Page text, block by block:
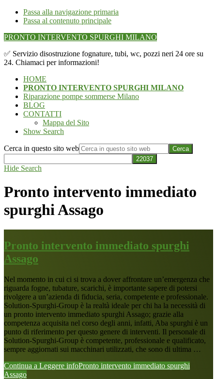
Passa alla navigazione primaria
Passa al contenuto principale
PRONTO INTERVENTO SPURGHI MILANO
✅ Servizio disostruzione fognature, tubi, wc, pozzi neri 24 ore su
24. Chiamaci per informazioni!
HOME
PRONTO INTERVENTO SPURGHI MILANO
Riparazione pompe sommerse Milano
BLOG
CONTATTI
Mappa del Sito
Show Search
Cerca in questo sito web
Hide Search
Pronto intervento immediato
spurghi Assago
Pronto intervento immediato spurghi
Assago
Nel momento in cui ci si trova a dover affrontare un’emergenza che
riguarda fogne, tubature, scarichi, è importante sapere di potersi
rivolgere a un’azienda di fiducia, seria, competente e professionale.
Solution-Spurghi-Group è la realtà ideale per chi ha la necessità di
un pronto intervento immediato spurghi Assago; grazie alla
competenza acquisita nel corso degli anni, infatti, Aba spurghi è un
punto di riferimento per questo genere di interventi. Il personale di
Solution-Spurghi-Group è competente, professionale e qualificato,
sempre aggiornati sui macchinari utilizzati, che sono di ultima …
Continua a Leggere infoPronto intervento immediato spurghi
Assago